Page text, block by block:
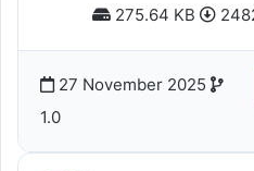
275.64 KB
27 November 2025
1.0